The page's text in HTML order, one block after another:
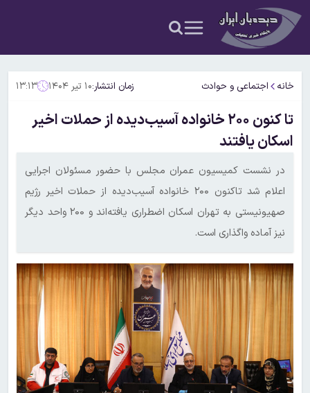
خانه اجتماعی و حوادث زمان انتشار:۱۰ تیر ۱۴۰۴ ۱۳:۱۳
تا کنون ۲۰۰ خانواده آسیب‌دیده از حملات اخیر
اسکان یافتند
در نشست کمیسیون عمران مجلس با حضور مسئولان اجرایی
اعلام شد تاکنون ۲۰۰ خانواده آسیب‌دیده از حملات اخیر رژیم
صهیونیستی به تهران اسکان اضطراری یافته‌اند و ۲۰۰ واحد دیگر
نیز آماده واگذاری است.